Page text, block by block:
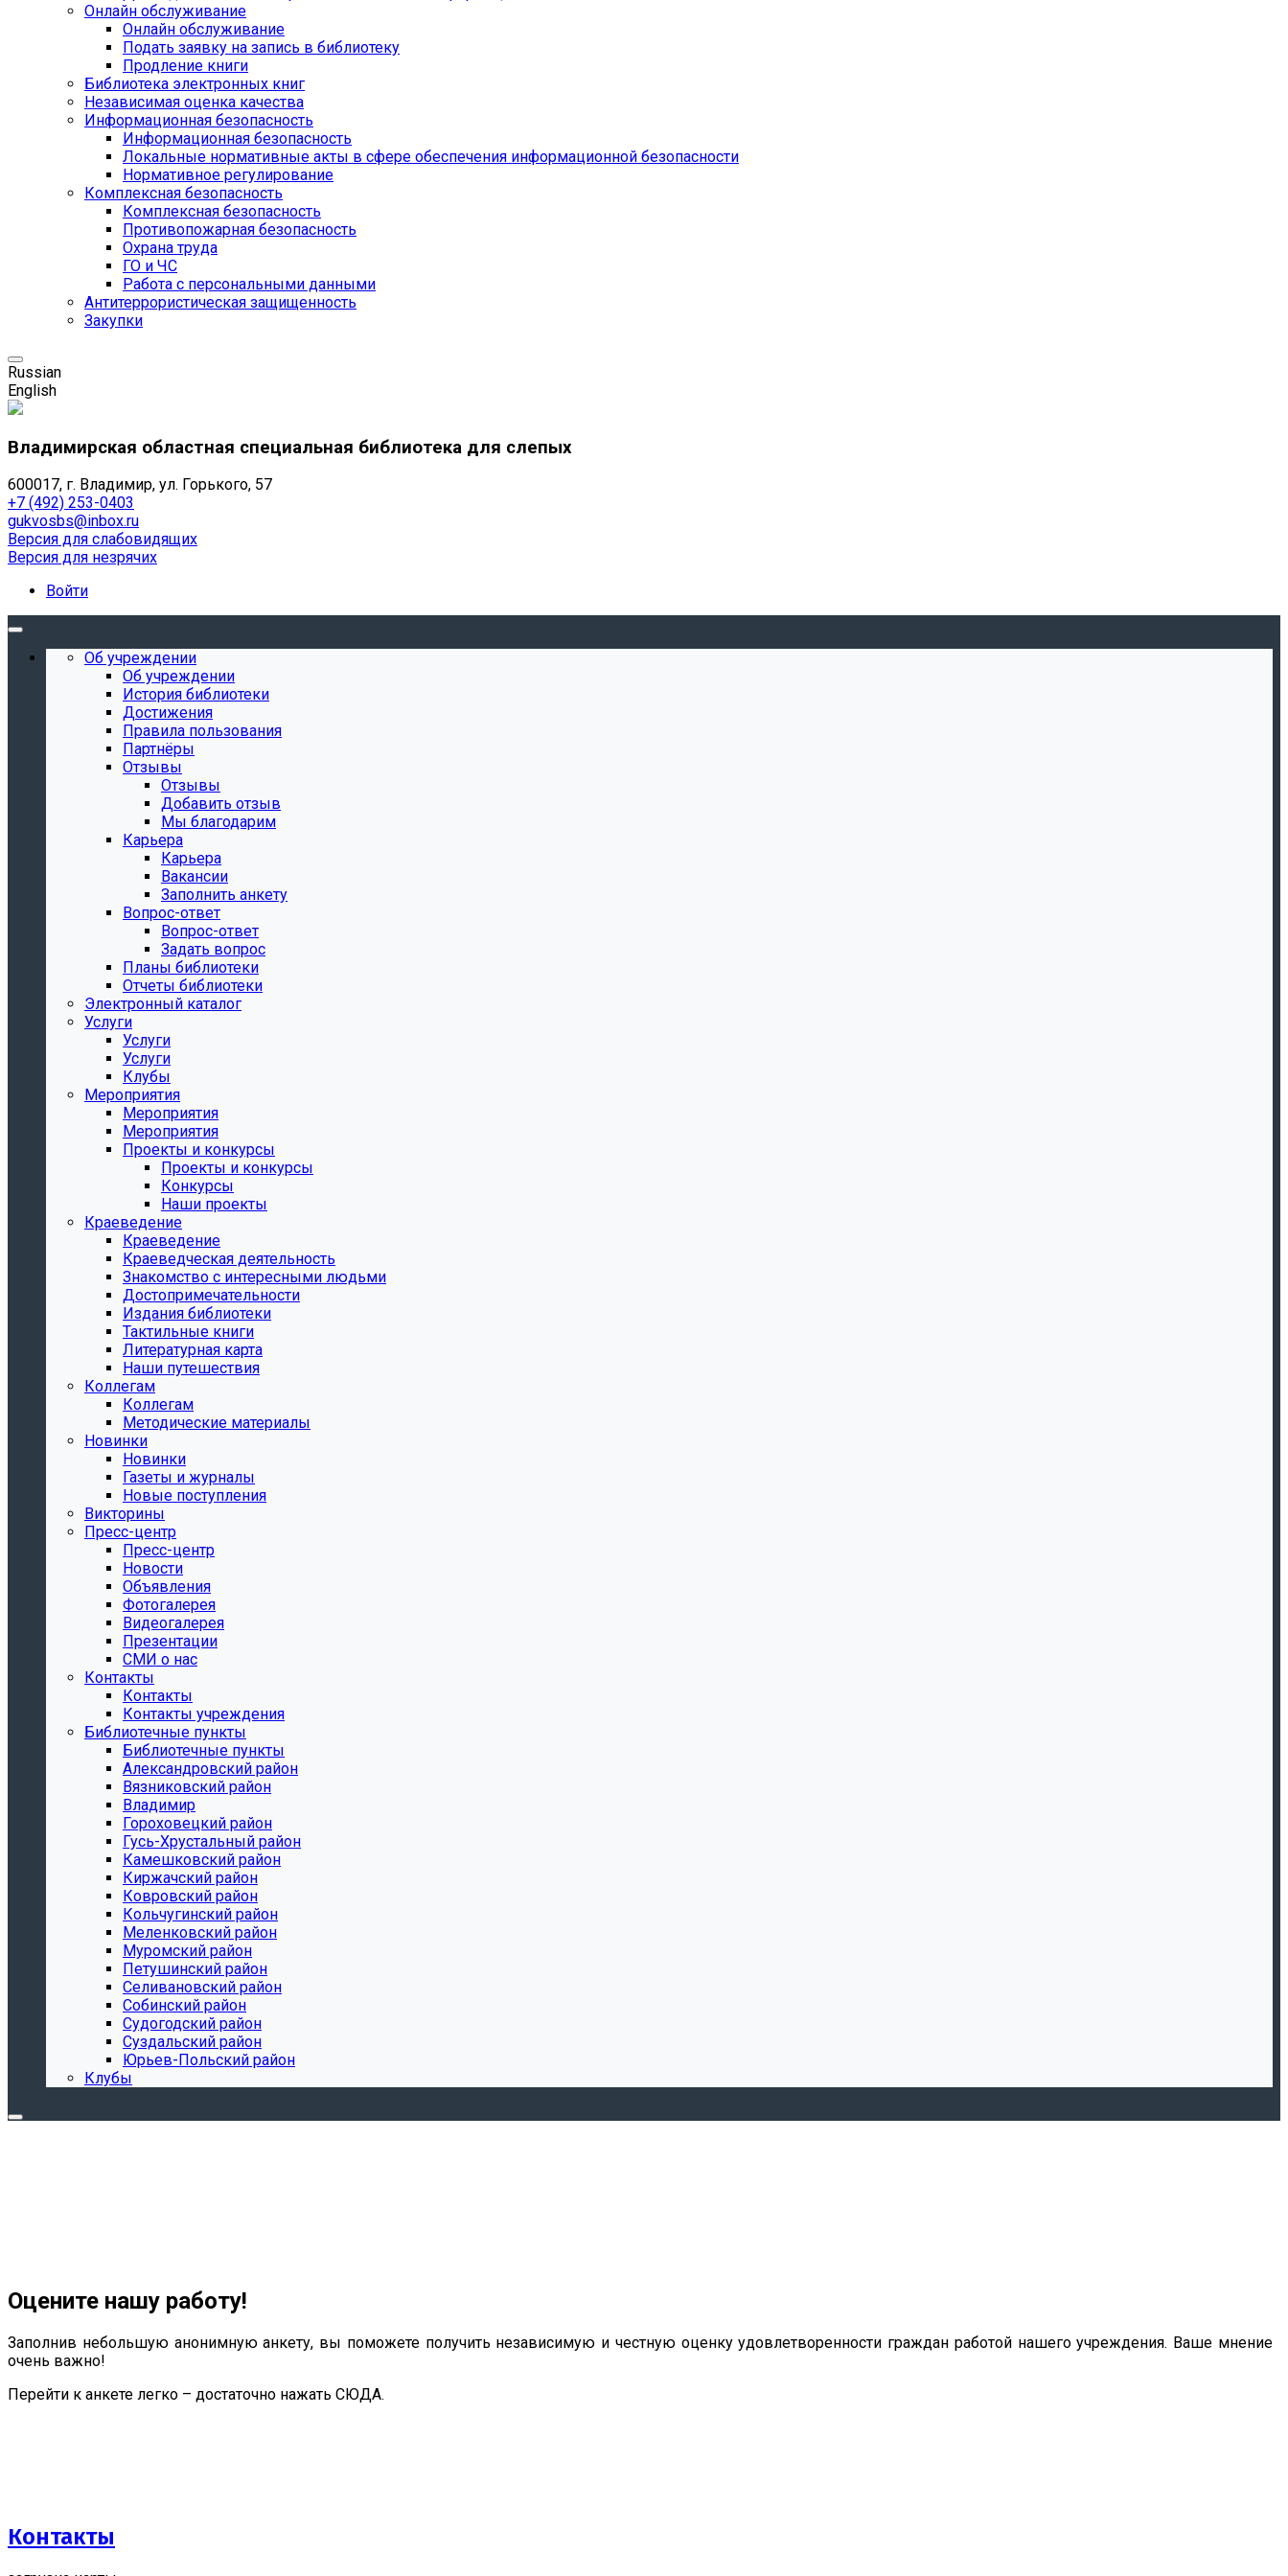
Онлайн обслуживание
Онлайн обслуживание
Подать заявку на запись в библиотеку
Продление книги
Библиотека электронных книг
Независимая оценка качества
Информационная безопасность
Информационная безопасность
Локальные нормативные акты в сфере обеспечения информационной безопасности
Нормативное регулирование
Комплексная безопасность
Комплексная безопасность
Противопожарная безопасность
Охрана труда
ГО и ЧС
Работа с персональными данными
Антитеррористическая защищенность
Закупки
Russian
English
Владимирская областная специальная библиотека для слепых
600017, г. Владимир, ул. Горького, 57
+7 (492) 253-0403
gukvosbs@inbox.ru
Версия для слабовидящих
Версия для незрячих
Войти
Об учреждении
Об учреждении
История библиотеки
Достижения
Правила пользования
Партнёры
Отзывы
Отзывы
Добавить отзыв
Мы благодарим
Карьера
Карьера
Вакансии
Заполнить анкету
Вопрос-ответ
Вопрос-ответ
Задать вопрос
Планы библиотеки
Отчеты библиотеки
Электронный каталог
Услуги
Услуги
Услуги
Клубы
Мероприятия
Мероприятия
Мероприятия
Проекты и конкурсы
Проекты и конкурсы
Конкурсы
Наши проекты
Краеведение
Краеведение
Краеведческая деятельность
Знакомство с интересными людьми
Достопримечательности
Издания библиотеки
Тактильные книги
Литературная карта
Наши путешествия
Коллегам
Коллегам
Методические материалы
Новинки
Новинки
Газеты и журналы
Новые поступления
Викторины
Пресс-центр
Пресс-центр
Новости
Объявления
Фотогалерея
Видеогалерея
Презентации
СМИ о нас
Контакты
Контакты
Контакты учреждения
Библиотечные пункты
Библиотечные пункты
Александровский район
Вязниковский район
Владимир
Гороховецкий район
Гусь-Хрустальный район
Камешковский район
Киржачский район
Ковровский район
Кольчугинский район
Меленковский район
Муромский район
Петушинский район
Селивановский район
Собинский район
Судогодский район
Суздальский район
Юрьев-Польский район
Клубы
Оцените нашу работу!
Заполнив небольшую анонимную анкету, вы поможете получить независимую и честную оценку удовлетворенности граждан работой нашего учреждения. Ваше мнение
очень важно!
Перейти к анкете легко – достаточно нажать СЮДА.
Контакты